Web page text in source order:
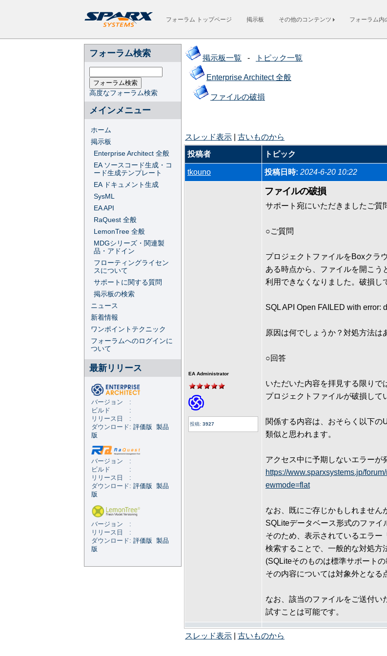
フォーラム トップページ 掲示板 その他のコンテンツ フォーラム内
フォーラム検索
高度なフォーラム検索
メインメニュー
ホーム
掲示板
Enterprise Architect 全般
EA ソースコード生成・コ
ード生成テンプレート
EA ドキュメント生成
SysML
EA API
RaQuest 全般
LemonTree 全般
MDGシリーズ・関連製
品・アドイン
フローティングライセン
スについて
サポートに関する質問
掲示板の検索
ニュース
新着情報
ワンポイントテクニック
フォーラムへのログインに
ついて
最新リリース
バージョン :
ビルド :
リリース日 :
ダウンロード: 評価版
製品
版
バージョン :
ビルド :
リリース日 :
ダウンロード: 評価版
製品
版
バージョン :
リリース日 :
ダウンロード: 評価版
製品
版
掲示板一覧 - トピック一覧
Enterprise Architect 全般
ファイルの破損
スレッド表示 古いものから
投稿者 トピック
tkouno 投稿日時: 2024-6-20 10:22
EA Administrator
投稿: 3927
ファイルの破損
サポート宛にいただきましたご質
○ご質問
プロジェクトファイルをBoxクラ
ある時点から、ファイルを開こう
利用できなくなりました。破損し
SQL API Open FAILED with error:
原因は何でしょうか？対処方法は
○回答
いただいた内容を拝見する限りで
プロジェクトファイルが破損して
関係する内容は、おそらく以下の
類似と思われます。
アクセス中に予期しないエラーが
https://www.sparxsystems.jp/
ewmode=flat
なお、既にご存じかもしれません
SQLiteデータベース形式のファイ
そのため、表示されているエラー
検索することで、一般的な対処方
(SQLiteそのものは標準サポート
その内容については対象外となる
なお、該当のファイルをご送付い
試すことは可能です。
スレッド表示 古いものから